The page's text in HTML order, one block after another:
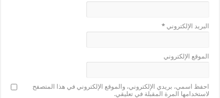
البريد الإلكتروني*
الموقع الإلكتروني
احفظ اسمي، بريدي الإلكتروني، والموقع الإلكتروني في هذا المتصفح
لاستخدامها المرة المقبلة في تعليقي.